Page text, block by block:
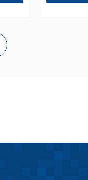
определять
пользователей
наиболее и наименее